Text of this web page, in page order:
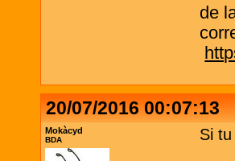
de
20/07/2016 00:07:13
Mokàcyd
BDA Si